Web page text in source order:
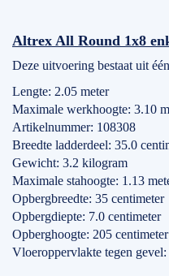
Altrex All Round 1x8
Deze uitvoering bestaat uit
Lengte: 2.05 meter
Maximale werkhoogte: 3.10
Artikelnummer: 108308
Breedte ladderdeel: 35.0
Gewicht: 3.2 kilogram
Maximale stahoogte: 1.13
Opbergbreedte: 35 centimeter
Opbergdiepte: 7.0 centimeter
Opberghoogte: 205 centimeter
Vloeroppervlakte tegen